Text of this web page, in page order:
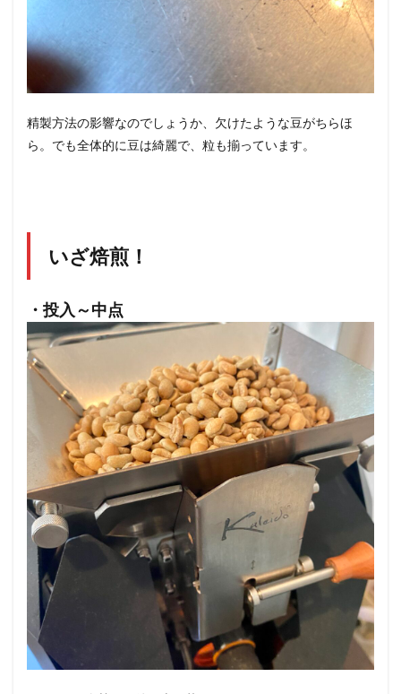
精製方法の影響なのでしょうか、欠けたような豆がちらほ
ら。でも全体的に豆は綺麗で、粒も揃っています。
いざ焙煎！
・投入～中点